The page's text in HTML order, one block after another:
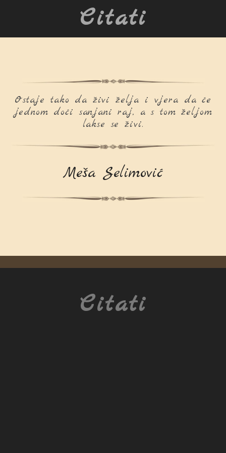
Citati
Ostaje tako da živi želja i vjera da će
jednom doći sanjani raj, a s tom željom
lakse se živi.
Meša Selimović
Citati